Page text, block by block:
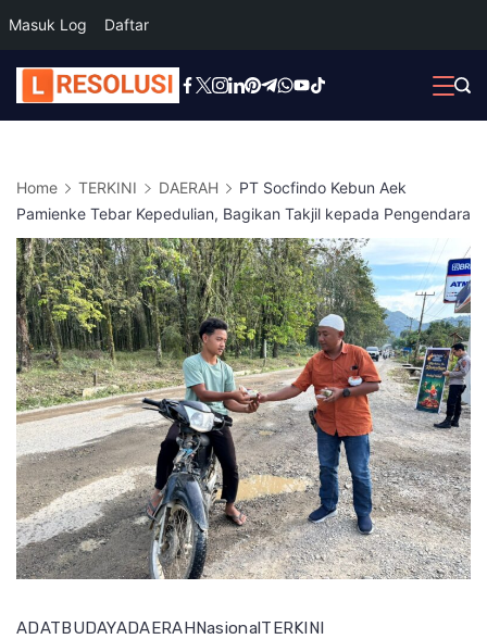
Masuk Log Daftar
Skip
to
Home TERKINI DAERAH
PT Socfindo Kebun Aek
Pamienke Tebar Kepedulian, Bagikan Takjil kepada Pengendara
ADATBUDAYADAERAHNasionalTERKINI